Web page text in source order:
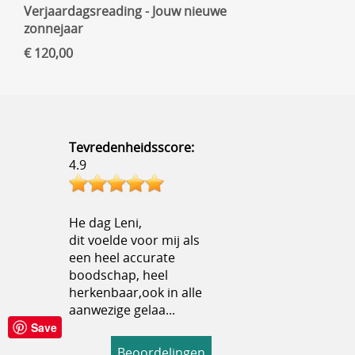
Save
Tevredenheidsscore:
4.9
He dag Leni,
dit voelde voor mij als
een heel accurate
boodschap, heel
herkenbaar,ook in alle
aanwezige gelaa...
Verjaardagsreading - Jouw nieuwe
zonnejaar
€ 120,00